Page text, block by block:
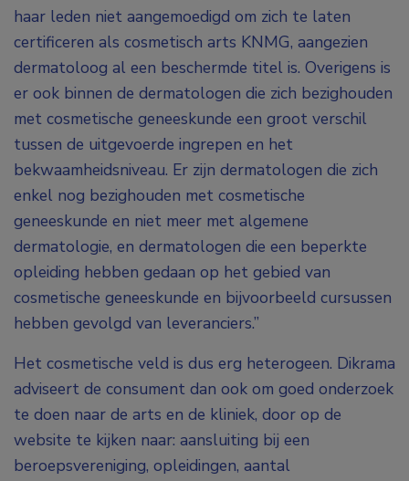
haar leden niet aangemoedigd om zich te laten
certificeren als cosmetisch arts KNMG, aangezien
dermatoloog al een beschermde titel is. Overigens is
er ook binnen de dermatologen die zich bezighouden
met cosmetische geneeskunde een groot verschil
tussen de uitgevoerde ingrepen en het
bekwaamheidsniveau. Er zijn dermatologen die zich
enkel nog bezighouden met cosmetische
geneeskunde en niet meer met algemene
dermatologie, en dermatologen die een beperkte
opleiding hebben gedaan op het gebied van
cosmetische geneeskunde en bijvoorbeeld cursussen
hebben gevolgd van leveranciers.”
Het cosmetische veld is dus erg heterogeen. Dikrama
adviseert de consument dan ook om goed onderzoek
te doen naar de arts en de kliniek, door op de
website te kijken naar: aansluiting bij een
beroepsvereniging, opleidingen, aantal